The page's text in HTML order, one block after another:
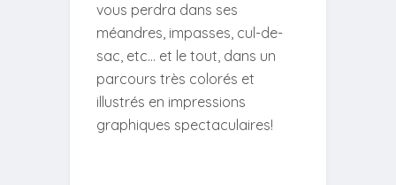
vous perdra dans ses
méandres, impasses, cul-de-
sac, etc… et le tout, dans un
parcours très colorés et
illustrés en impressions
graphiques spectaculaires!